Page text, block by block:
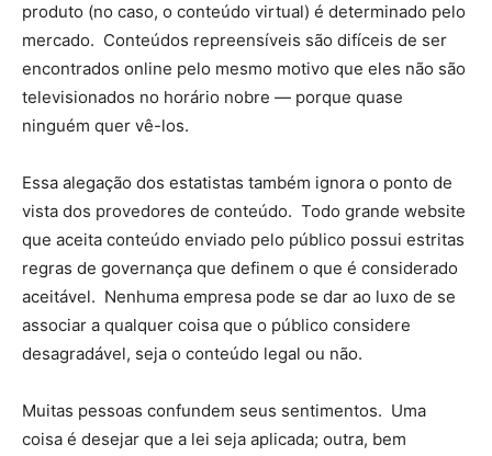
produto (no caso, o conteúdo virtual) é determinado pelo
mercado. Conteúdos repreensíveis são difíceis de ser
encontrados online pelo mesmo motivo que eles não são
televisionados no horário nobre — porque quase
ninguém quer vê-los.
Essa alegação dos estatistas também ignora o ponto de
vista dos provedores de conteúdo. Todo grande website
que aceita conteúdo enviado pelo público possui estritas
regras de governança que definem o que é considerado
aceitável. Nenhuma empresa pode se dar ao luxo de se
associar a qualquer coisa que o público considere
desagradável, seja o conteúdo legal ou não.
Muitas pessoas confundem seus sentimentos. Uma
coisa é desejar que a lei seja aplicada; outra, bem